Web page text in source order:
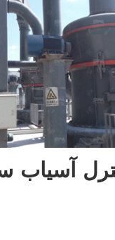
آسیاب